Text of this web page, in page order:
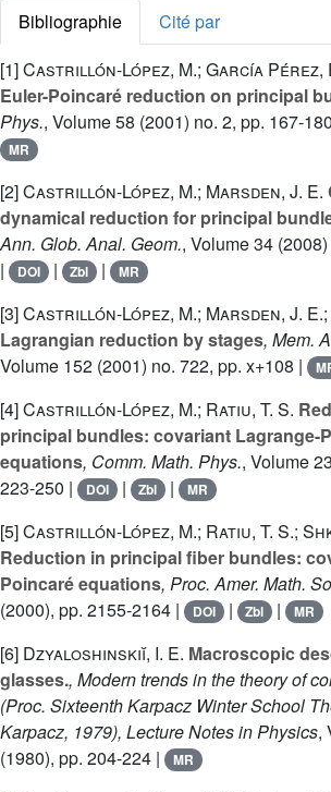
Bibliographie
Cité par
[1]Castrillón-López, M.; García Pérez,
Euler-Poincaré reduction on principal
Phys., Volume 58 (2001) no. 2, pp. 167-
MR
[2]Castrillón-López, M.; Marsden, J. E.
dynamical reduction for principal
Ann. Glob. Anal. Geom., Volume 34
|
DOI | Zbl | MR
[3]Castrillón-López, M.; Marsden, J. E.;
Lagrangian reduction by stages, Mem.
Volume 152 (2001) no. 722, pp. x+108 |
[4]Castrillón-López, M.; Ratiu, T. S.
principal bundles: covariant Lagrange-
equations, Comm. Math. Phys., Volume
223-250 |
DOI | Zbl | MR
[5]Castrillón-López, M.; Ratiu, T. S.;
Reduction in principal fiber bundles:
Poincaré equations, Proc. Amer. Math.
(2000), pp. 2155-2164 |
DOI | Zbl | MR
[6] Dzyaloshinskiĭ, I. E. Macroscopic
glasses., Modern trends in the theory of
(Proc. Sixteenth Karpacz Winter School
Karpacz, 1979), Lecture Notes in Physics,
(1980), pp. 204-224 |
MR